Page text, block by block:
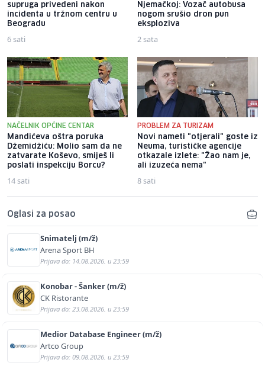
supruga privedeni nakon
incidenta u tržnom centru u
Beogradu
6 sati
Njemačkoj: Vozač autobusa
nogom srušio dron pun
eksploziva
2 sata
NAČELNIK OPĆINE CENTAR
Mandićeva oštra poruka
Džemidžiću: Molio sam da ne
zatvarate Koševo, smiješ li
poslati inspekciju Borcu?
14 sati
PROBLEM ZA TURIZAM
Novi nameti "otjerali" goste iz
Neuma, turističke agencije
otkazale izlete: "Žao nam je,
ali izuzeća nema"
8 sati
Oglasi za posao
Snimatelj (m/ž)
Arena Sport BH
Prijava do: 14.08.2026. u 23:59
Konobar - Šanker (m/ž)
CK Ristorante
Prijava do: 23.08.2026. u 23:59
Medior Database Engineer (m/ž)
Artco Group
Prijava do: 09.08.2026. u 23:59